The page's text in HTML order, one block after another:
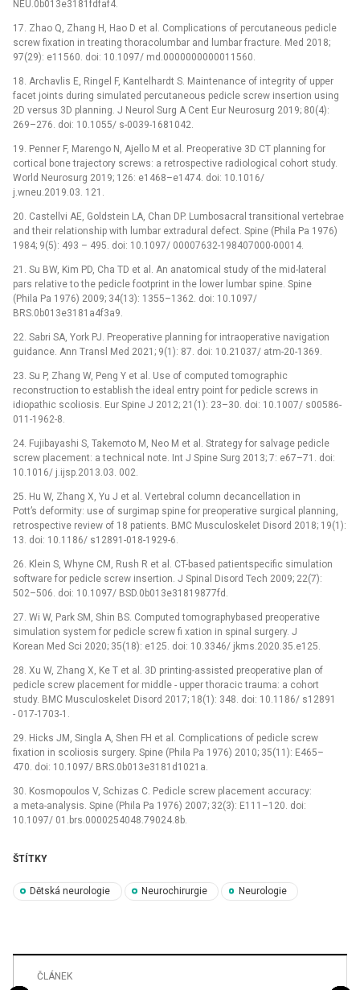
NEU.0b013e3181fdfaf4.
17. Zhao Q, Zhang H, Hao D et al. Complications of percutaneous pedicle
screw fixation in treating thoracolumbar and lumbar fracture. Med 2018;
97(29): e11560. doi: 10.1097/ md.0000000000011560.
18. Archavlis E, Ringel F, Kantelhardt S. Maintenance of integrity of upper
facet joints during simulated percutaneous pedicle screw insertion using
2D versus 3D planning. J Neurol Surg A Cent Eur Neurosurg 2019; 80(4):
269–276. doi: 10.1055/ s-0039-1681042.
19. Penner F, Marengo N, Ajello M et al. Preoperative 3D CT planning for
cortical bone trajectory screws: a retrospective radiological cohort study.
World Neurosurg 2019; 126: e1468–e1474. doi: 10.1016/
j.wneu.2019.03. 121.
20. Castellvi AE, Goldstein LA, Chan DP. Lumbosacral transitional vertebrae
and their relationship with lumbar extradural defect. Spine (Phila Pa 1976)
1984; 9(5): 493 –⁠ 495. doi: 10.1097/ 00007632-198407000-00014.
21. Su BW, Kim PD, Cha TD et al. An anatomical study of the mid-lateral
pars relative to the pedicle footprint in the lower lumbar spine. Spine
(Phila Pa 1976) 2009; 34(13): 1355–1362. doi: 10.1097/
BRS.0b013e3181a4f3a9.
22. Sabri SA, York PJ. Preoperative planning for intraoperative navigation
guidance. Ann Transl Med 2021; 9(1): 87. doi: 10.21037/ atm-20-1369.
23. Su P, Zhang W, Peng Y et al. Use of computed tomographic
reconstruction to establish the ideal entry point for pedicle screws in
idiopathic scoliosis. Eur Spine J 2012; 21(1): 23–30. doi: 10.1007/ s00586-
011-1962-8.
24. Fujibayashi S, Takemoto M, Neo M et al. Strategy for salvage pedicle
screw placement: a technical note. Int J Spine Surg 2013; 7: e67–71. doi:
10.1016/ j.ijsp.2013.03. 002.
25. Hu W, Zhang X, Yu J et al. Vertebral column decancellation in
Pott’s deformity: use of surgimap spine for preoperative surgical planning,
retrospective review of 18 patients. BMC Musculoskelet Disord 2018; 19(1):
13. doi: 10.1186/ s12891-018-1929-6.
26. Klein S, Whyne CM, Rush R et al. CT-based patientspecific simulation
software for pedicle screw insertion. J Spinal Disord Tech 2009; 22(7):
502–506. doi: 10.1097/ BSD.0b013e31819877fd.
27. Wi W, Park SM, Shin BS. Computed tomographybased preoperative
simulation system for pedicle screw fi xation in spinal surgery. J
Korean Med Sci 2020; 35(18): e125. doi: 10.3346/ jkms.2020.35.e125.
28. Xu W, Zhang X, Ke T et al. 3D printing-assisted preoperative plan of
pedicle screw placement for middle -⁠ upper thoracic trauma: a cohort
study. BMC Musculoskelet Disord 2017; 18(1): 348. doi: 10.1186/ s12891
-⁠ 017-1703-1.
29. Hicks JM, Singla A, Shen FH et al. Complications of pedicle screw
fixation in scoliosis surgery. Spine (Phila Pa 1976) 2010; 35(11): E465–
470. doi: 10.1097/ BRS.0b013e3181d1021a.
30. Kosmopoulos V, Schizas C. Pedicle screw placement accuracy:
a meta-analysis. Spine (Phila Pa 1976) 2007; 32(3): E111–120. doi:
10.1097/ 01.brs.0000254048.79024.8b.
ŠTÍTKY
Dětská neurologie Neurochirurgie Neurologie
ČLÁNEK